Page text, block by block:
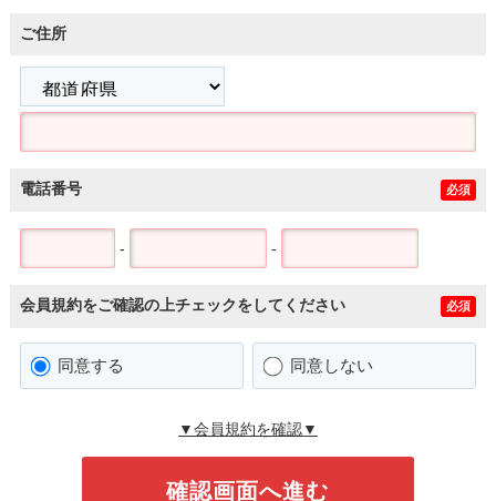
ご住所
電話番号 必須
- -
会員規約をご確認の上チェックをしてください 必須
同意する 同意しない
▼会員規約を確認▼